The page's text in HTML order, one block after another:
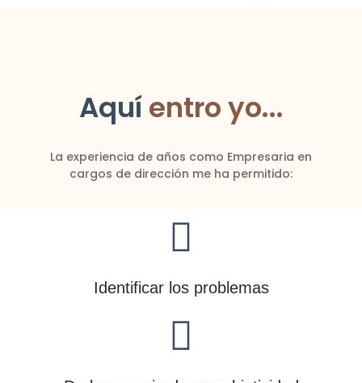
Aquí entro yo...
La experiencia de años como Empresaria en
cargos de dirección me ha permitido:
Identificar los problemas